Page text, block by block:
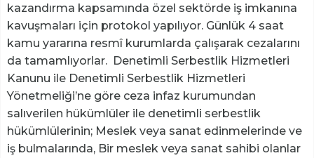
kazandırma kapsamında özel sektörde iş imkanına
kavuşmaları için protokol yapılıyor. Günlük 4 saat
kamu yararına resmî kurumlarda çalışarak cezalarını
da tamamlıyorlar. Denetimli Serbestlik Hizmetleri
Kanunu ile Denetimli Serbestlik Hizmetleri
Yönetmeliği’ne göre ceza infaz kurumundan
salıverilen hükümlüler ile denetimli serbestlik
hükümlülerinin; Meslek veya sanat edinmelerinde ve
iş bulmalarında, Bir meslek veya sanat sahibi olanlar